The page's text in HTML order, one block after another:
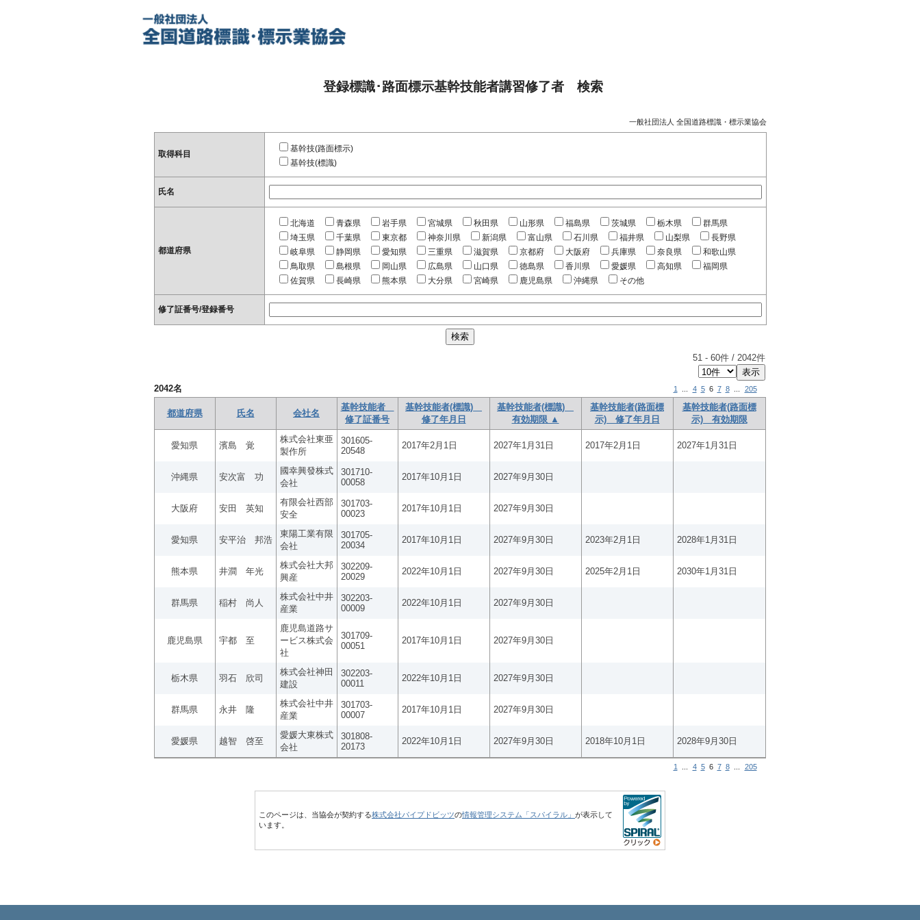
登録標識･路面標示基幹技能者講習修了者 検索
一般社団法人 全国道路標識・標示業協会
取得科目
基幹技(路面標示)
基幹技(標識)
氏名
都道府県
北海道 青森県 岩手県 宮城県 秋田県 山形県 福島県 茨城県 栃木県
群馬県
埼玉県
千葉県 東京都 神奈川県 新潟県 富山県 石川県 福井県 山梨県
長野県
岐阜県
静岡県 愛知県 三重県 滋賀県 京都府 大阪府 兵庫県 奈良県
和歌山県
鳥取県
島根県 岡山県 広島県 山口県 徳島県 香川県 愛媛県 高知県
福岡県
佐賀県
長崎県 熊本県 大分県 宮崎県 鹿児島県 沖縄県 その他
修了証番号/登録番号
51- 60件 / 2042件
2042名 1 4 5 6 7 8 205
都道府県 氏名 会社名
基幹技能者
修了証番号
基幹技能者(標識)
修了年月日
基幹技能者(標識)
有効期限 ▲
基幹技能者(路面標
示) 修了年月日
基幹技能者(路面標
示) 有効期限
愛知県 濱島 覚
株式会社東亜
製作所
301605-
20548
2017年2月1日 2027年1月31日 2017年2月1日 2027年1月31日
沖縄県 安次富 功
國幸興發株式
会社
301710-
00058
2017年10月1日 2027年9月30日
大阪府 安田 英知
有限会社西部
安全
301703-
00023
2017年10月1日 2027年9月30日
愛知県 安平治 邦浩
東陽工業有限
会社
301705-
20034
2017年10月1日 2027年9月30日 2023年2月1日 2028年1月31日
熊本県 井澗 年光
株式会社大邦
興産
302209-
20029
2022年10月1日 2027年9月30日 2025年2月1日 2030年1月31日
群馬県 稲村 尚人
株式会社中井
産業
302203-
00009
2022年10月1日 2027年9月30日
鹿児島県 宇都 至
鹿児島道路サ
ービス株式会
社
301709-
00051
2017年10月1日 2027年9月30日
栃木県 羽石 欣司
株式会社神田
建設
302203-
00011
2022年10月1日 2027年9月30日
群馬県 永井 隆
株式会社中井
産業
301703-
00007
2017年10月1日 2027年9月30日
愛媛県 越智 啓至
愛媛大東株式
会社
301808-
20173
2022年10月1日 2027年9月30日 2018年10月1日 2028年9月30日
1 4 5 6 7 8 205
このページは、当協会が契約する株式会社パイプドビッツの情報管理システム「スパイラル」 が表示して
います。